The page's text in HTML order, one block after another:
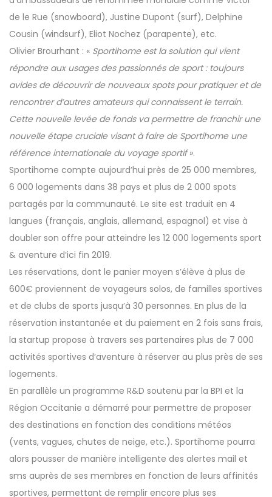
de le Rue (snowboard), Justine Dupont (surf), Delphine
Cousin (windsurf), Eliot Nochez (parapente), etc.
Olivier Brourhant : « Sportihome est la solution qui vient
répondre aux usages des passionnés de sport : toujours
avides de découvrir de nouveaux spots pour pratiquer et de
rencontrer d’autres amateurs qui connaissent le terrain.
Cette nouvelle levée de fonds va permettre de franchir une
nouvelle étape cruciale visant à faire de Sportihome une
référence internationale du voyage sportif».
Sportihome compte aujourd’hui près de 25 000 membres,
6 000 logements dans 38 pays et plus de 2 000 spots
partagés par la communauté. Le site est traduit en 4
langues (français, anglais, allemand, espagnol) et vise à
doubler son offre pour atteindre les 12 000 logements sport
& aventure d’ici fin 2019.
Les réservations, dont le panier moyen s’élève à plus de
600€ proviennent de voyageurs solos, de familles sportives
et de clubs de sports jusqu’à 30 personnes. En plus de la
réservation instantanée et du paiement en 2 fois sans frais,
la startup propose à travers ses partenaires plus de 7 000
activités sportives d’aventure à réserver au plus près de ses
logements.
En parallèle un programme R&D soutenu par la BPI et la
Région Occitanie a démarré pour permettre de proposer
des destinations en fonction des conditions météos
(vents, vagues, chutes de neige, etc.). Sportihome pourra
alors pousser de manière intelligente des alertes mail et
sms auprès de ses membres en fonction de leurs affinités
sportives, permettant de remplir encore plus ses